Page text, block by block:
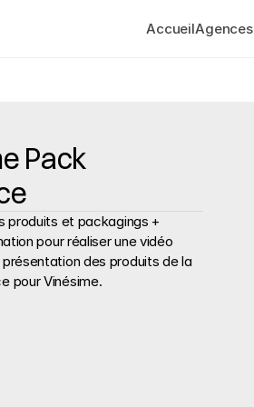
AccueilAgences
Pack
produits et packagings +
pour réaliser une vidéo
des produits de la
pour Vinésime.